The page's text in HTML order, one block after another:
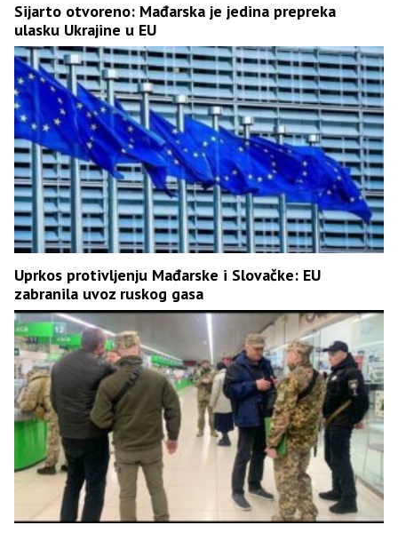
Sijarto otvoreno: Mađarska je jedina prepreka
ulasku Ukrajine u EU
Uprkos protivljenju Mađarske i Slovačke: EU
zabranila uvoz ruskog gasa